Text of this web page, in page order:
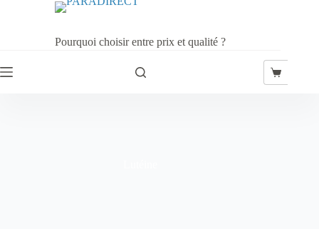
Pourquoi choisir entre prix et qualité ?
Panier